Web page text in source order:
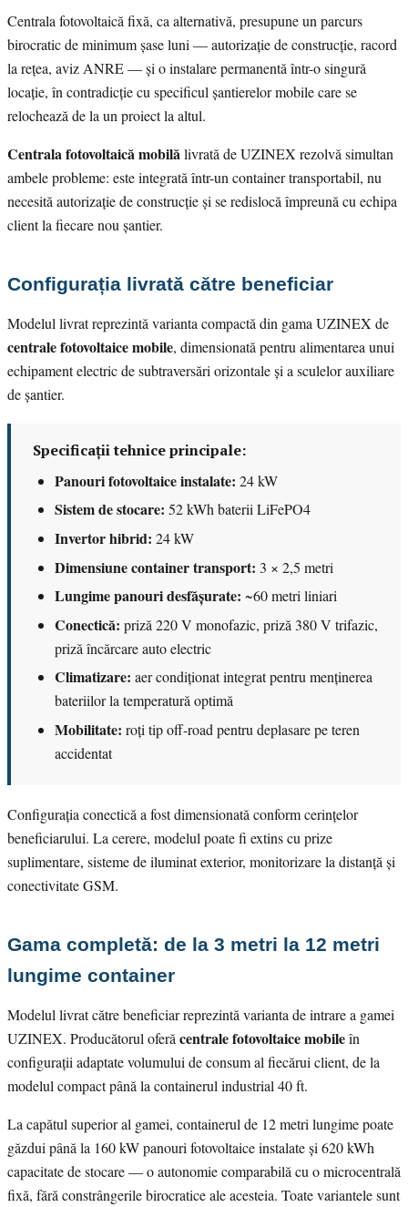
Centrala fotovoltaică fixă, ca alternativă, presupune un parcurs
birocratic de minimum șase luni — autorizație de construcție, racord
la rețea, aviz ANRE — și o instalare permanentă într-o singură
locație, în contradicție cu specificul șantierelor mobile care se
relochează de la un proiect la altul.
Centrala fotovoltaică mobilălivrată de UZINEX rezolvă simultan
ambele probleme: este integrată într-un container transportabil, nu
necesită autorizație de construcție și se redislocă împreună cu echipa
client la fiecare nou șantier.
Configurația livrată către beneficiar
Modelul livrat reprezintă varianta compactă din gama UZINEX de
centrale fotovoltaice mobile, dimensionată pentru alimentarea unui
echipament electric de subtraversări orizontale și a sculelor auxiliare
de șantier.
Specificații tehnice principale:
Panouri fotovoltaice instalate: 24 kW
Sistem de stocare: 52 kWh baterii LiFePO4
Invertor hibrid: 24 kW
Dimensiune container transport: 3 × 2,5 metri
Lungime panouri desfășurate: ~60 metri liniari
Conectică: priză 220 V monofazic, priză 380 V trifazic,
priză încărcare auto electric
Climatizare: aer condiționat integrat pentru menținerea
bateriilor la temperatură optimă
Mobilitate: roți tip off-road pentru deplasare pe teren
accidentat
Configurația conectică a fost dimensionată conform cerințelor
beneficiarului. La cerere, modelul poate fi extins cu prize
suplimentare, sisteme de iluminat exterior, monitorizare la distanță și
conectivitate GSM.
Gama completă: de la 3 metri la 12 metri
lungime container
Modelul livrat către beneficiar reprezintă varianta de intrare a gamei
UZINEX. Producătorul oferă centrale fotovoltaice mobileîn
configurații adaptate volumului de consum al fiecărui client, de la
modelul compact până la containerul industrial 40 ft.
La capătul superior al gamei, containerul de 12 metri lungime poate
găzdui până la 160 kW panouri fotovoltaice instalate și 620 kWh
capacitate de stocare — o autonomie comparabilă cu o microcentrală
fixă, fără constrângerile birocratice ale acesteia. Toate variantele sunt